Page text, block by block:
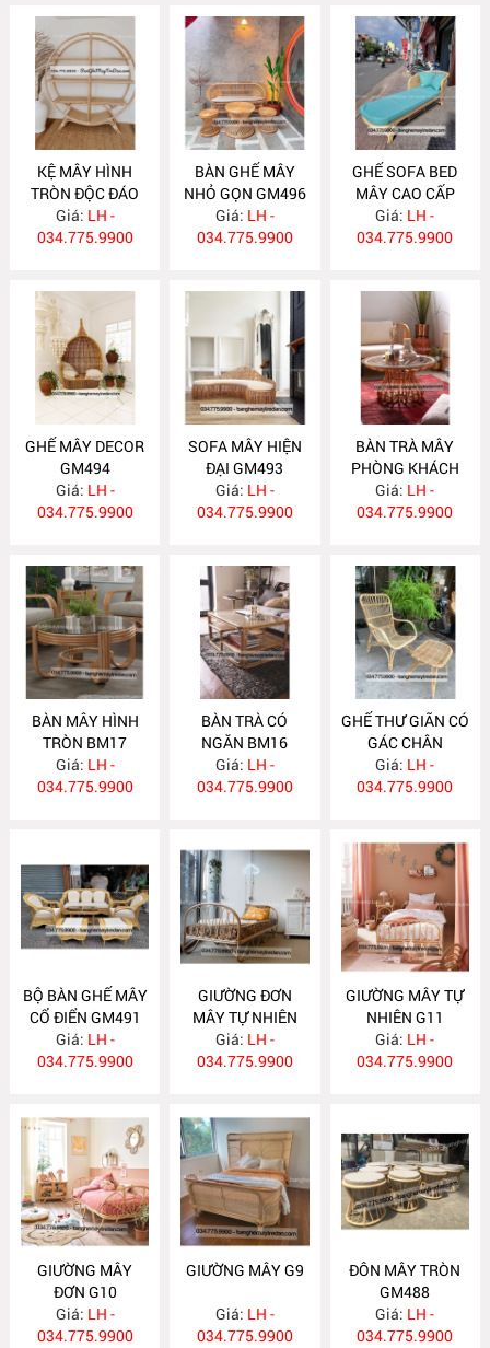
KỆ MÂY HÌNH
TRÒN ĐỘC ĐÁO
TM14
Giá: LH -
034.775.9900
BÀN GHẾ MÂY
NHỎ GỌN GM496
Giá: LH -
034.775.9900
GHẾ SOFA BED
MÂY CAO CẤP
GM495
Giá: LH -
034.775.9900
GHẾ MÂY DECOR
GM494
Giá: LH -
034.775.9900
SOFA MÂY HIỆN
ĐẠI GM493
Giá: LH -
034.775.9900
BÀN TRÀ MÂY
PHÒNG KHÁCH
HIỆN ĐẠI BM18
Giá: LH -
034.775.9900
BÀN MÂY HÌNH
TRÒN BM17
Giá: LH -
034.775.9900
BÀN TRÀ CÓ
NGĂN BM16
Giá: LH -
034.775.9900
GHẾ THƯ GIÃN CÓ
GÁC CHÂN
GM492
Giá: LH -
034.775.9900
BỘ BÀN GHẾ MÂY
CỔ ĐIỂN GM491
Giá: LH -
034.775.9900
GIƯỜNG ĐƠN
MÂY TỰ NHIÊN
G12
Giá: LH -
034.775.9900
GIƯỜNG MÂY TỰ
NHIÊN G11
Giá: LH -
034.775.9900
GIƯỜNG MÂY
ĐƠN G10
Giá: LH -
034.775.9900
GIƯỜNG MÂY G9
Giá: LH -
034.775.9900
ĐÔN MÂY TRÒN
GM488
Giá: LH -
034.775.9900